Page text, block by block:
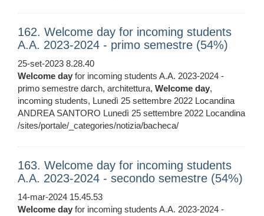
162. Welcome day for incoming students
A.A. 2023-2024 - primo semestre (54%)
25-set-2023 8.28.40
Welcome day for incoming students A.A. 2023-2024 -
primo semestre darch, architettura, Welcome day,
incoming students, Lunedì 25 settembre 2022 Locandina
ANDREA SANTORO Lunedì 25 settembre 2022 Locandina
/sites/portale/_categories/notizia/bacheca/
163. Welcome day for incoming students
A.A. 2023-2024 - secondo semestre (54%)
14-mar-2024 15.45.53
Welcome day for incoming students A.A. 2023-2024 -